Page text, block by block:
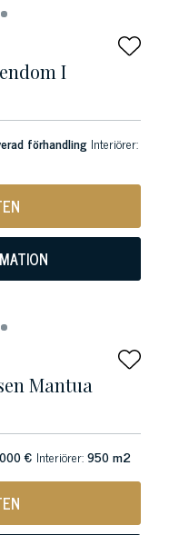
I
förhandling Interiörer:
Mantua
€ Interiörer:950 m2